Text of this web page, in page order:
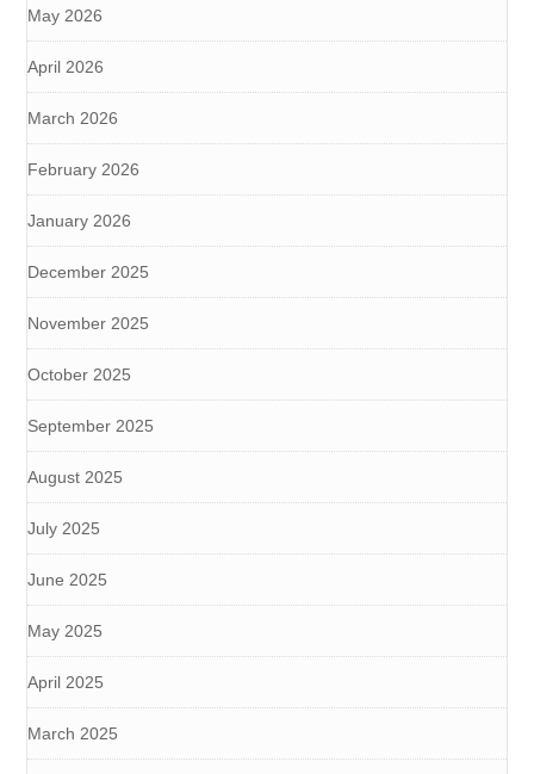
May 2026
April 2026
March 2026
February 2026
January 2026
December 2025
November 2025
October 2025
September 2025
August 2025
July 2025
June 2025
May 2025
April 2025
March 2025